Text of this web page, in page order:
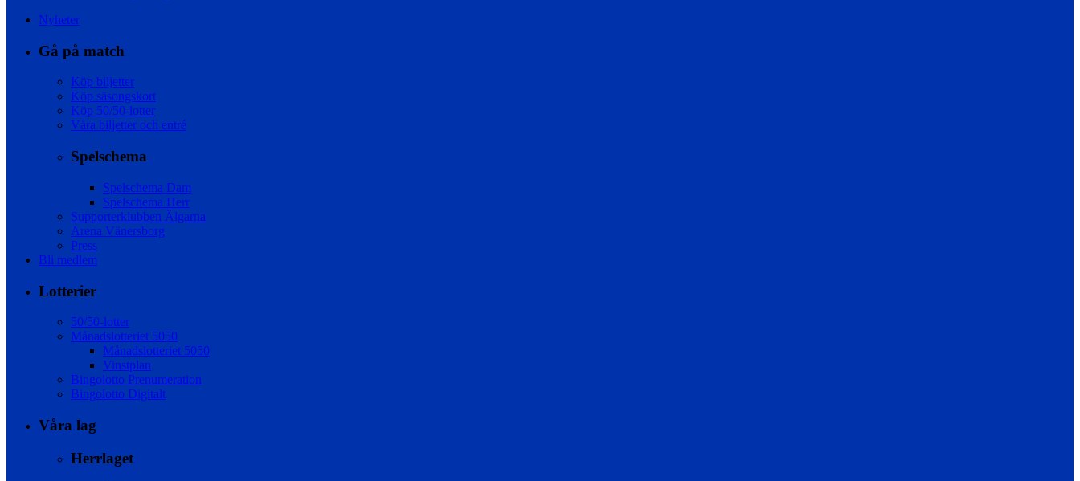
Nyheter
Gå på match
Köp biljetter
Köp säsongskort
Köp 50/50-lotter
Våra biljetter och entré
Spelschema
Spelschema Dam
Spelschema Herr
Supporterklubben Älgarna
Arena Vänersborg
Press
Bli medlem
Lotterier
50/50-lotter
Månadslotteriet 5050
Månadslotteriet 5050
Vinstplan
Bingolotto Prenumeration
Bingolotto Digitalt
Våra lag
Herrlaget